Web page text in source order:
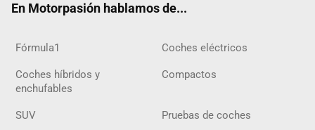
En Motorpasión hablamos de...
Fórmula1 Coches eléctricos
Coches híbridos y
enchufables
Compactos
SUV Pruebas de coches